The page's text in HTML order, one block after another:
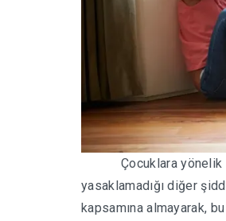
Çocuklara yönelik
yasaklamadığı diğer
kapsamına almayarak,